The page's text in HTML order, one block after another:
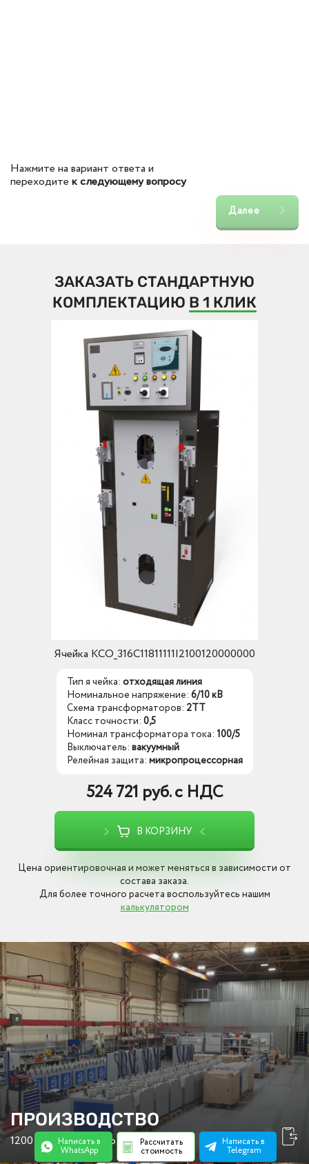
Написать в
WhatsApp
Рассчитать
стоимость
Написать в
Telegram
Нажмите на вариант ответа и
переходите к следующему вопросу
Далее
ЗАКАЗАТЬ СТАНДАРТНУЮ
КОМПЛЕКТАЦИЮ В 1 КЛИК
Ячейка КСО_316C11811111I2100120000000
Тип я чейка: отходящая линия
Номинальное напряжение: 6/10 кВ
Схема трансформаторов: 2ТТ
Класс точности: 0,5
Номинал трансформатора тока: 100/5
Выключатель: вакуумный
Релейная защита: микропроцессорная
524 721 руб. с НДС
В КОРЗИНУ
Цена ориентировочная и может меняться в зависимости от
состава заказа.
Для более точного расчета воспользуйтесь нашим
калькулятором
ПРОИЗВОДСТВО
1200 М2 ПЛОЩАДЬ ЦЕХА